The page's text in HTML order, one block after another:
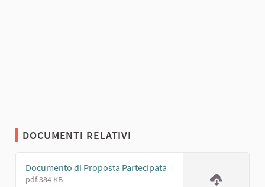
DOCUMENTI RELATIVI
Documento di Proposta Partecipata
pdf 384 KB